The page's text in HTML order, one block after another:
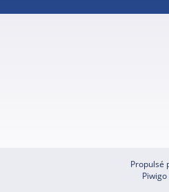
Propulsé
Piwigo